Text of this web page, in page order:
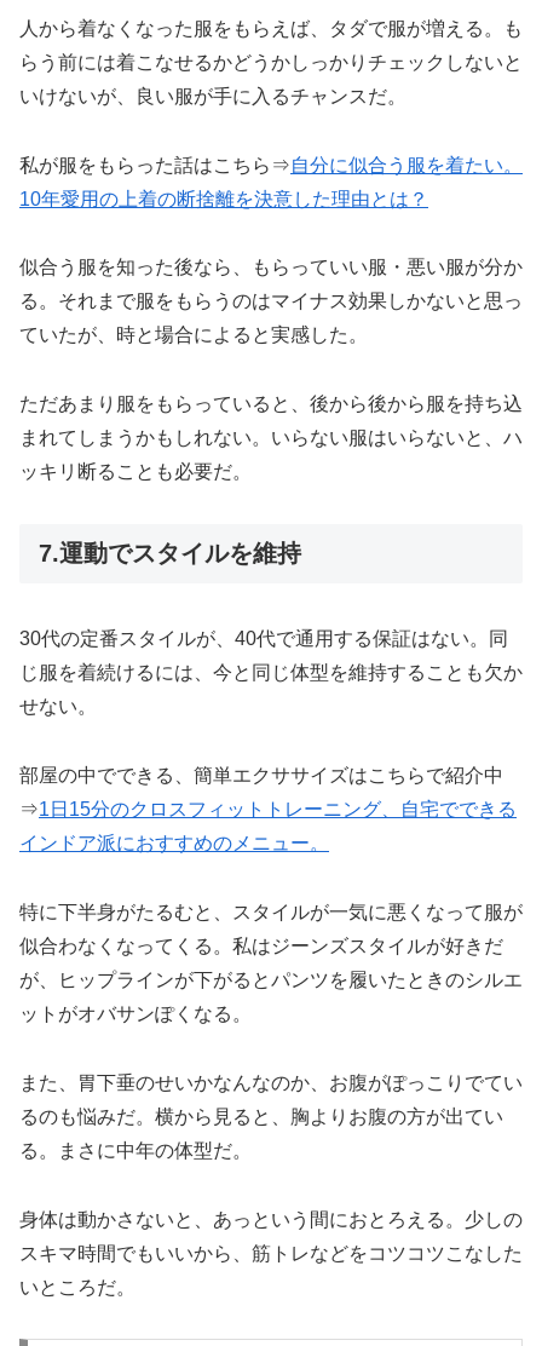
人から着なくなった服をもらえば、タダで服が増える。も
らう前には着こなせるかどうかしっかりチェックしないと
いけないが、良い服が手に入るチャンスだ。
私が服をもらった話はこちら⇒自分に似合う服 を着たい。
10年愛用の上着の断捨離を決意した理由とは？
似合う服を知った後なら、もらっていい服・悪い服が分か
る。それまで服をもらうのはマイナス効果しかないと思っ
ていたが、時と場合によると実感した。
ただあまり服をもらっていると、後から後から服を持ち込
まれてしまうかもしれない。いらない服はいらないと、ハ
ッキリ断ることも必要だ。
7.運動でスタイルを維持
30代の定番スタイルが、40代で通用する保証はない。同
じ服を着続けるには、今と同じ体型を維持することも欠か
せない。
部屋の中でできる、簡単エクササイズはこちらで紹介中
⇒1日15分のクロスフィット トレーニング、自宅でできる
インドア派におすすめのメニュー。
特に下半身がたるむと、スタイルが一気に悪くなって服が
似合わなくなってくる。私はジーンズスタイルが好きだ
が、ヒップラインが下がるとパンツを履いたときのシルエ
ットがオバサンぽくなる。
また、胃下垂のせいかなんなのか、お腹がぽっこりでてい
るのも悩みだ。横から見ると、胸よりお腹の方が出てい
る。まさに中年の体型だ。
身体は動かさないと、あっという間におとろえる。少しの
スキマ時間でもいいから、筋トレなどをコツコツこなした
いところだ。